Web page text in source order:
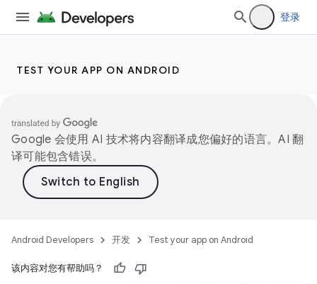
登录
TEST YOUR APP ON ANDROID
Google 会使用 AI 技术将内容翻译成您偏好的语言。AI 翻
译可能包含错误。
Android Developers 开发 Test your app on Android
该内容对您有帮助吗？